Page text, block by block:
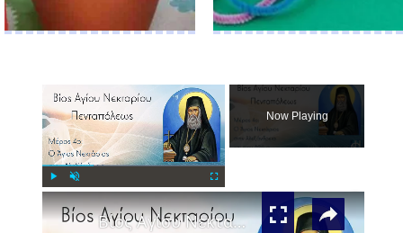
Now Playing
×
Βίος Αγίου Νεκταρίου Μέρος 4ο